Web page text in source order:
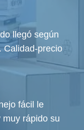
llegó según
Calidad-precio
fácil le
rápido su